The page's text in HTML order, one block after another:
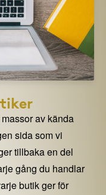
av kända
sida som vi
tillbaka en del
gång du handlar
butik ger för